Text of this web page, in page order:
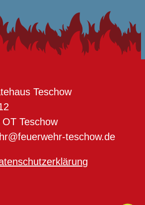
Teschow
Teschow
teschow.de